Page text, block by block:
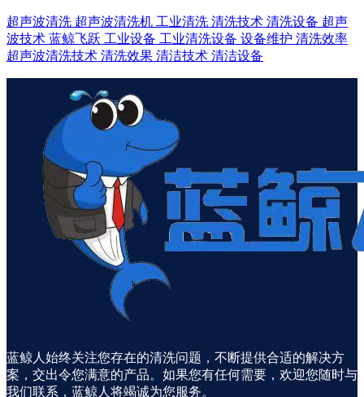
超声波清洗 超声波清洗机 工业清洗 清洗技术 清洗设备 超声
波技术 蓝鲸飞跃 工业设备 工业清洗设备 设备维护 清洗效率
超声波清洗技术 清洗效果 清洁技术 清洁设备
蓝鲸人始终关注您存在的清洗问题，不断提供合适的解决方
案，交出令您满意的产品。如果您有任何需要，欢迎您随时与
我们联系，蓝鲸人将竭诚为您服务。